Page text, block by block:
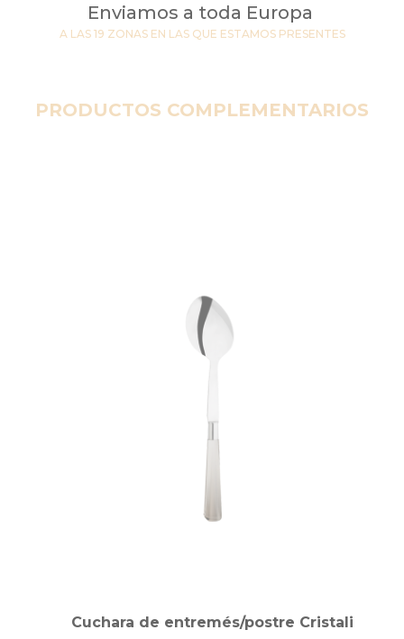
Enviamos a toda Europa
A LAS 19 ZONAS EN LAS QUE ESTAMOS PRESENTES
PRODUCTOS COMPLEMENTARIOS
Cuchara de entremés/postre Cristali